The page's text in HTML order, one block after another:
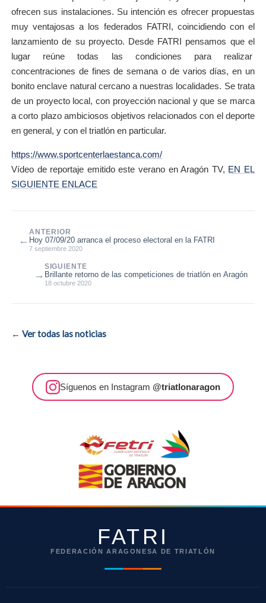
ofrecen sus instalaciones. Su intención es ofrecer propuestas
muy ventajosas a los federados FATRI, coincidiendo con el
lanzamiento de su proyecto. Desde FATRI pensamos que el
lugar reúne todas las condiciones para realizar
concentraciones de fines de semana o de varios días, en un
bonito enclave natural cercano a nuestras localidades. Se trata
de un proyecto local, con proyección nacional y que se marca
a corto plazo ambiciosos objetivos relacionados con el deporte
en general, y con el triatlón en particular.
https://www.sportcenterlaestanca.com/
Vídeo de reportaje emitido este verano en Aragón TV, EN EL
SIGUIENTE ENLACE
←
ANTERIOR
Hoy 07/09/20 arranca el proceso electoral en la FATRI
7 septiembre 2020
SIGUIENTE
Brillante retorno de las competiciones de triatlón en Aragón
18 octubre 2020
→
← Ver todas las noticias
Síguenos en Instagram @triatlonaragon
FATRI
FEDERACIÓN ARAGONESA DE TRIATLÓN